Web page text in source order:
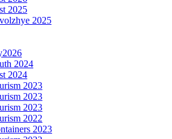
2025
2025
2024
2024
2023
2023
2023
2022
2023